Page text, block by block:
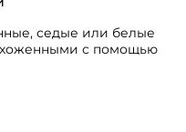
седые или белые
с помощью